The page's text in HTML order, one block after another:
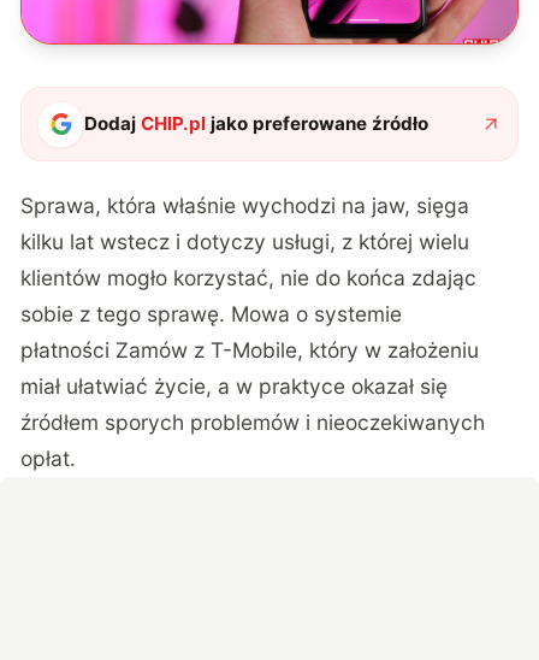
DodajCHIP.pl jako preferowane źródło
Sprawa, która właśnie wychodzi na jaw, sięga
kilku lat wstecz i dotyczy usługi, z której wielu
klientów mogło korzystać, nie do końca zdając
sobie z tego sprawę. Mowa o systemie
płatności Zamów z T-Mobile, który w założeniu
miał ułatwiać życie, a w praktyce okazał się
źródłem sporych problemów i nieoczekiwanych
opłat.